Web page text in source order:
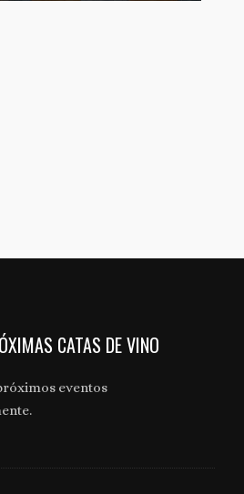
– Garnacha
CATAS DE VINO
eventos